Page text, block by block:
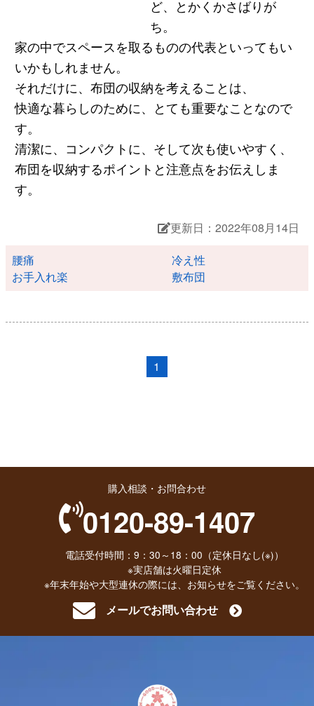
ど、とかくかさばりが
ち。
家の中でスペースを取るものの代表といってもい
いかもしれません。
それだけに、布団の収納を考えることは、
快適な暮らしのために、とても重要なことなので
す。
清潔に、コンパクトに、そして次も使いやすく、
布団を収納するポイントと注意点をお伝えしま
す。
更新日：2022年08月14日
腰痛
冷え性
お手入れ楽
敷布団
1
購入相談・お問合わせ
0120-89-1407
電話受付時間：9：30～18：00（定休日なし(※)）
※実店舗は火曜日定休
※年末年始や大型連休の際には、お知らせをご覧ください。
メールでお問い合わせ